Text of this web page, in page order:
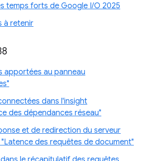
temps forts de Google I/O 2025
à retenir
apportées au panneau
dans l'insight
des dépendances réseau"
et de redirection du serveur
des requêtes de document"